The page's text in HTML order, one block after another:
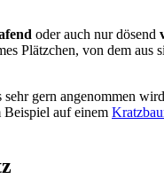
oder auch nur dösend
Plätzchen, von dem aus
gern angenommen
Beispiel auf einem